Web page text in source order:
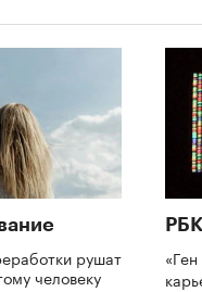
рушат
человеку